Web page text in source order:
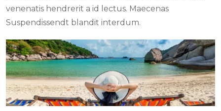
venenatis hendrerit a id lectus. Maecenas
Suspendissendt blandit interdum.